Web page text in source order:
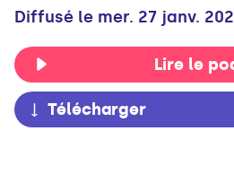
Diffusé le mer. 27 janv.
Lire le
Télécharger